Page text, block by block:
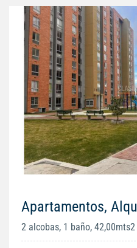
Apartamentos,
2 alcobas, 1 baño, 42,00mts2